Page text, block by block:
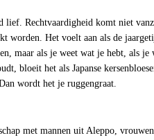
lief. Rechtvaardigheid komt niet
worden. Het voelt aan als de
maar als je weet wat je hebt, als je
bloeit het als Japanse
wordt het je ruggengraat.
met mannen uit Aleppo,